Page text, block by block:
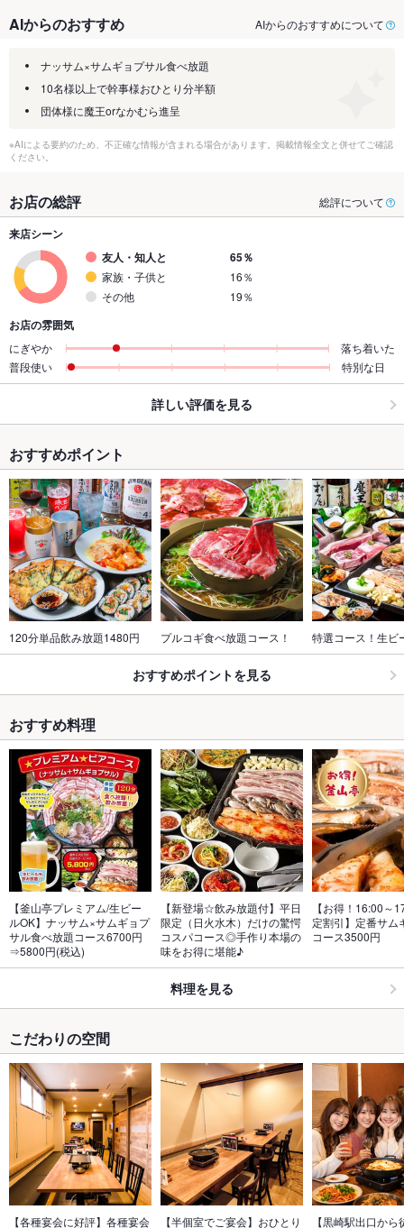
AIからのおすすめ AIからのおすすめについて
ナッサム×サムギョプサル食べ放題
10名様以上で幹事様おひとり分半額
団体様に魔王orなかむら進呈
※AIによる要約のため、不正確な情報が含まれる場合があります。掲載情報全文と併せてご確認
ください。
お店の総評 総評について
来店シーン
友人・知人と
65％
家族・子供と
16％
その他
19％
お店の雰囲気
にぎやか
落ち着いた
普段使い
特別な日
詳しい評価を見る
おすすめポイント
120分単品飲み放題1480円 プルコギ食べ放題コース！ 特選コース！生ビ
おすすめポイントを見る
おすすめ料理
【釜山亭プレミアム/生ビー
ルOK】ナッサム×サムギョプ
サル食べ放題コース6700円
⇒5800円(税込)
【新登場☆飲み放題付】平日
限定（日火水木）だけの驚愕
コスパコース◎手作り本場の
味をお得に堪能♪
【お得！16:00～
定割引】定番サム
コース3500円
料理を見る
こだわりの空間
【各種宴会に好評】各種宴会 【半個室でご宴会】おひとり 【黒崎駅出口か